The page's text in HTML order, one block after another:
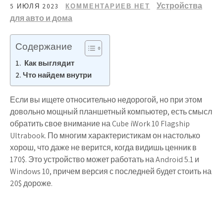
5 ИЮЛЯ 2023 КОММЕНТАРИЕВ НЕТ
Устройства
для авто и дома
Содержание
Как выглядит
Что найдем внутри
Если вы ищете относительно недорогой, но при этом
довольно мощный планшетный компьютер, есть смысл
обратить свое внимание на Cube iWork 10 Flagship
Ultrabook. По многим характеристикам он настолько
хорош, что даже не верится, когда видишь ценник в
170$. Это устройство может работать на Android 5.1 и
Windows 10, причем версия с последней будет стоить на
20$ дороже.